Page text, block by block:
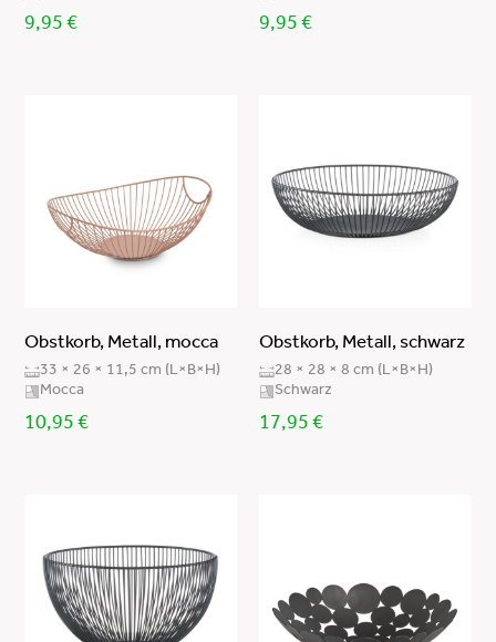
9,95€ 9,95 €
Obstkorb, Metall, mocca
33 × 26 × 11,5 cm (L×B×H)
Mocca
10,95€
Obstkorb, Metall, schwarz
28 × 28 × 8 cm (L×B×H)
Schwarz
17,95 €